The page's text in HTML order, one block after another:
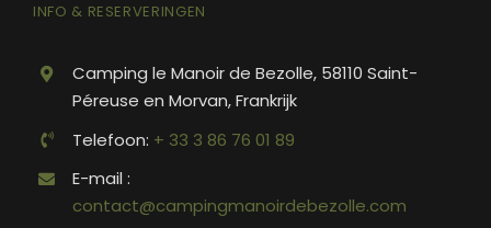
INFO & RESERVERINGEN
Camping le Manoir de Bezolle, 58110 Saint-
Péreuse en Morvan, Frankrijk
Telefoon: + 33 3 86 76 01 89
E-mail :
contact@campingmanoirdebezolle.com